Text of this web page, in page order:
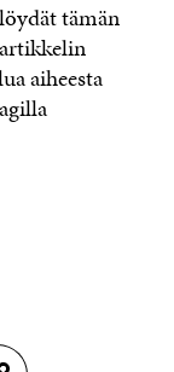
tämän
aiheesta